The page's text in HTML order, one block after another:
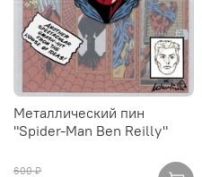
Металлический пин
"Spider-Man Ben Reilly"
600 ₽